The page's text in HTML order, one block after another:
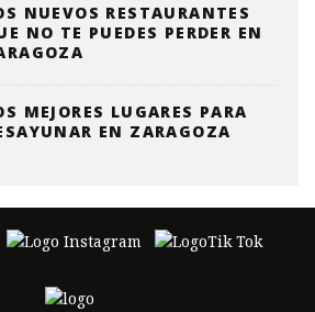
NUEVOS RESTAURANTES
NO TE PUEDES PERDER EN
MEJORES LUGARES PARA
EN ZARAGOZA